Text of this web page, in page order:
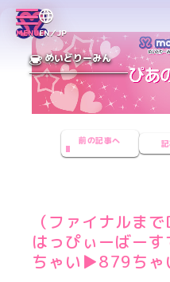
MENUEN／JP
めいどりーみん
前の記事へ
（ファイナルま
はっぴぃーばー
ちゃい▶︎879ちゃ